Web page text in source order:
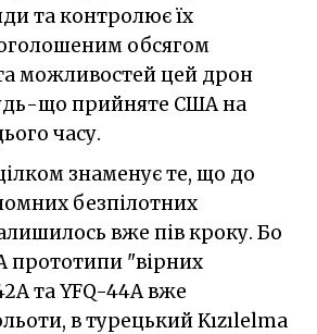
та контролює їх
обсягом
можливостей цей дрон
що прийняте США на
часу.
знаменує те, що до
безпілотних
вже пів кроку. Бо
"вірних
та YFQ-44A вже
в турецький Kızılelma